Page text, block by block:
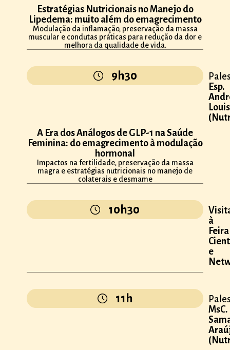
Estratégias Nutricionais no Manejo do
Lipedema: muito além do emagrecimento
Modulação da inflamação, preservação da massa
muscular e condutas práticas para redução da dor e
melhora da qualidade de vida.
9h30
Esp.
A Era dos Análogos de GLP-1 na Saúde
Feminina: do emagrecimento à modulação
hormonal
Impactos na fertilidade, preservação da massa
magra e estratégias nutricionais no manejo de
colaterais e desmame
10h30
à
Feira
e
11h
MsC.